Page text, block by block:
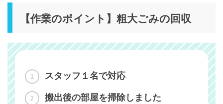
【作業のポイント】粗大ごみの回収
スタッフ１名で対応
搬出後の部屋を掃除しました